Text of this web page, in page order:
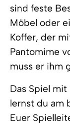
sind feste
Möbel oder
Koffer, der
Pantomime
muss er ihm
Das Spiel
lernst du am
Euer